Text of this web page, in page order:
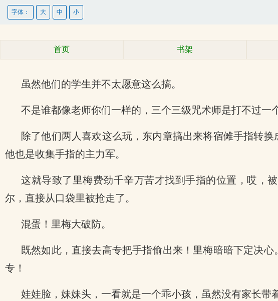
字体： 大 中 小
首页 书架
虽然他们的学生并不太愿意这么搞。
不是谁都像老师你们一样的，三个三级咒术师是打不过一
除了他们两人喜欢这么玩，东内章搞出来将宿傩手指转
他也是收集手指的主力军。
这就导致了里梅费劲千辛万苦才找到手指的位置，哎，
尔，直接从口袋里被抢走了。
混蛋！里梅大破防。
既然如此，直接去高专把手指偷出来！里梅暗暗下定决
专！
娃娃脸，妹妹头，一看就是一个乖小孩，虽然没有家长带